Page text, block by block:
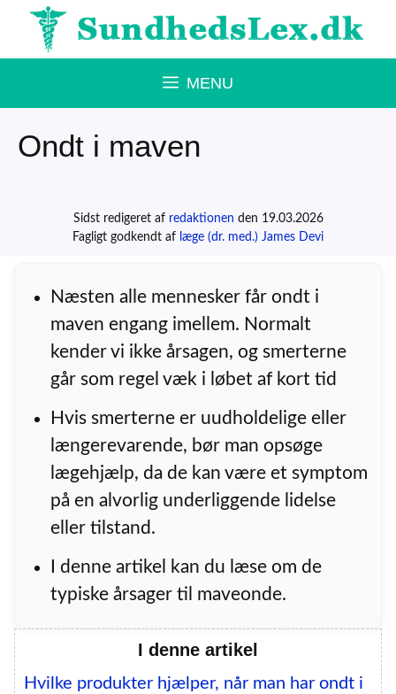
Hop
MENU
Ondt i maven
Sidst redigeret af redaktionen den 19.03.2026
Fagligt godkendt af læge (dr. med.) James Devi
Næsten alle mennesker får ondt i
maven engang imellem. Normalt
kender vi ikke årsagen, og smerterne
går som regel væk i løbet af kort tid
Hvis smerterne er uudholdelige eller
længerevarende, bør man opsøge
lægehjælp, da de kan være et symptom
på en alvorlig underliggende lidelse
eller tilstand.
I denne artikel kan du læse om de
typiske årsager til maveonde.
I denne artikel
Hvilke produkter hjælper, når man har ondt i